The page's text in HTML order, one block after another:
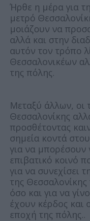
Ήρθε η μέρα για
μετρό
μοιάζουν να
αλλά και στην
αυτόν τον τρόπο
Θεσσαλονικέων
της πόλης.
Μεταξύ άλλων, οι
Θεσσαλονίκης
προσθέτοντας
σημεία κοντά
για να μπορέσουν
επιβατικό κοινό
για να συνεχίσει
της
όσο και για να
έχουν κέρδος και
εποχή της πόλης..